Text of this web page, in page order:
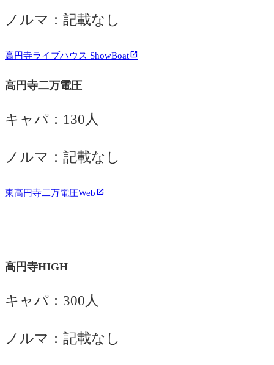
ノルマ：記載なし
高円寺ライブハウス ShowBoat
高円寺二万電圧
キャパ：130人
ノルマ：記載なし
東高円寺二万電圧Web
高円寺HIGH
キャパ：300人
ノルマ：記載なし